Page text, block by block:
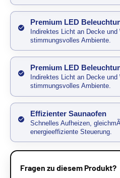
Premium LED
Indirektes Licht an Decke
stimmungsvolles Ambiente.
Premium LED
Indirektes Licht an Decke
stimmungsvolles Ambiente.
Effizienter Saunaofen
Schnelles Aufheizen,
energieeffiziente Steuerung.
Fragen zu diesem Produkt?